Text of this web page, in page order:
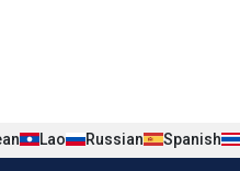
Lao Russian Spanish